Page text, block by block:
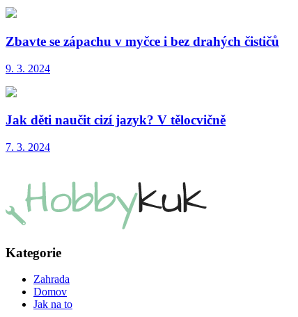
Zbavte se zápachu v myčce i bez drahých čističů
9. 3. 2024
Jak děti naučit cizí jazyk? V tělocvičně
7. 3. 2024
Kategorie
Zahrada
Domov
Jak na to